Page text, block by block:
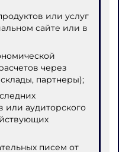
или услуг
сайте или в
через
партнеры);
или аудиторского
писем от